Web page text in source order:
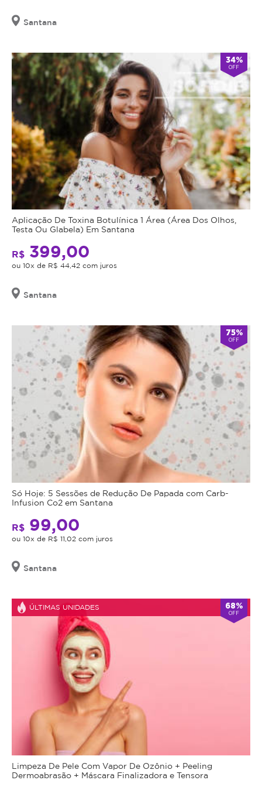
Santana
34%
OFF
Aplicação De Toxina Botulínica 1 Área (Área Dos Olhos,
Testa Ou Glabela) Em Santana
R$ 399,00
ou 10x de R$ 44,42 com juros
Santana
75%
OFF
Só Hoje: 5 Sessões de Redução De Papada com Carb-
Infusion Co2 em Santana
R$ 99,00
ou 10x de R$ 11,02 com juros
Santana
ÚLTIMAS UNIDADES 68%
OFF
Limpeza De Pele Com Vapor De Ozônio + Peeling
Dermoabrasão + Máscara Finalizadora e Tensora